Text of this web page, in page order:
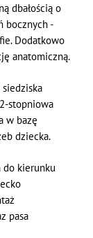
dbałością o
bocznych -
Dodatkowo
anatomiczną.
stopniowa
w bazę
dziecka.
do kierunku
pasa